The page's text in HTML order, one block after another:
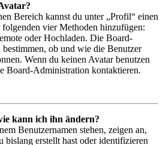
Bereich kannst du unter „Profil“ einen
vier Methoden hinzufügen:
oder Hochladen. Die Board-
ob und wie die Benutzer
Wenn du keinen Avatar benutzen
Board-Administration kontaktieren.
kann ich ihn ändern?
Benutzernamen stehen, zeigen an,
bislang erstellt hast oder identifizieren